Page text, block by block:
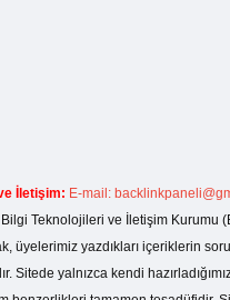
İletişim: E-mail:
Teknolojileri ve İletişim Kurumu
üyelerimiz yazdıkları içeriklerin
Sitede yalnızca kendi